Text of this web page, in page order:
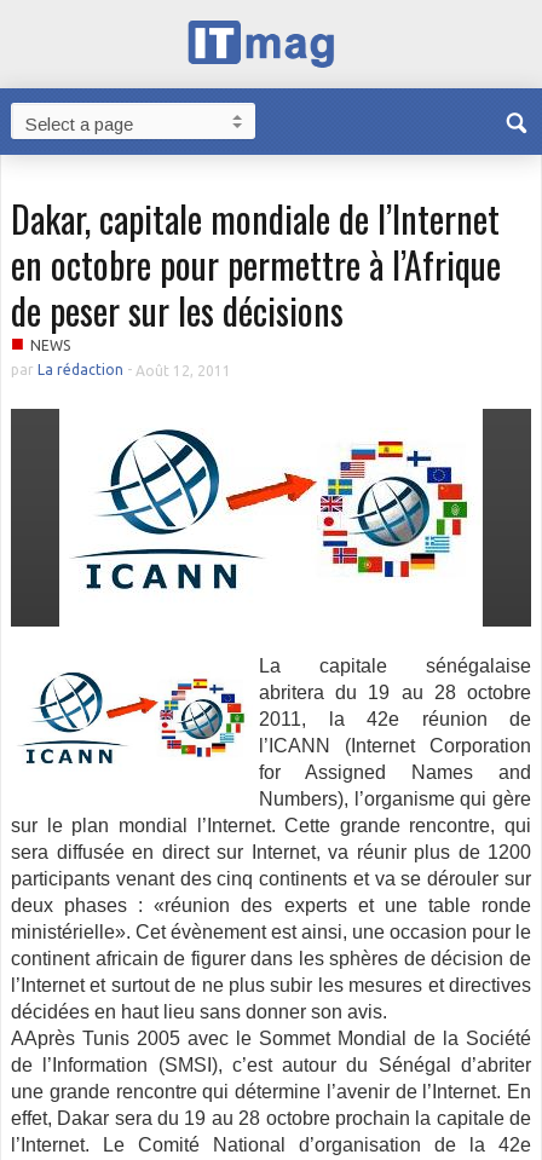
Dakar, capitale mondiale de l’Internet
en octobre pour permettre à l’Afrique
de peser sur les décisions
■ NEWS
par La rédaction - Août 12, 2011
La capitale sénégalaise
abritera du 19 au 28 octobre
2011, la 42e réunion de
l’ICANN (Internet Corporation
for Assigned Names and
Numbers), l’organisme qui gère
sur le plan mondial l’Internet.Cette grande rencontre, qui
sera diffusée en direct sur Internet, va réunir plus de 1200
participants venant des cinq continents et va se dérouler sur
deux phases : «réunion des experts et une table ronde
ministérielle». Cet évènement est ainsi, une occasion pour le
continent africain de figurer dans les sphères de décision de
l’Internet et surtout de ne plus subir les mesures et directives
décidées en haut lieu sans donner son avis.
AAprès Tunis 2005 avec le Sommet Mondial de la Société
de l’Information (SMSI), c’est autour du Sénégal d’abriter
une grande rencontre qui détermine l’avenir de l’Internet. En
effet, Dakar sera du 19 au 28 octobre prochain la capitale de
l’Internet. Le Comité National d’organisation de la 42e